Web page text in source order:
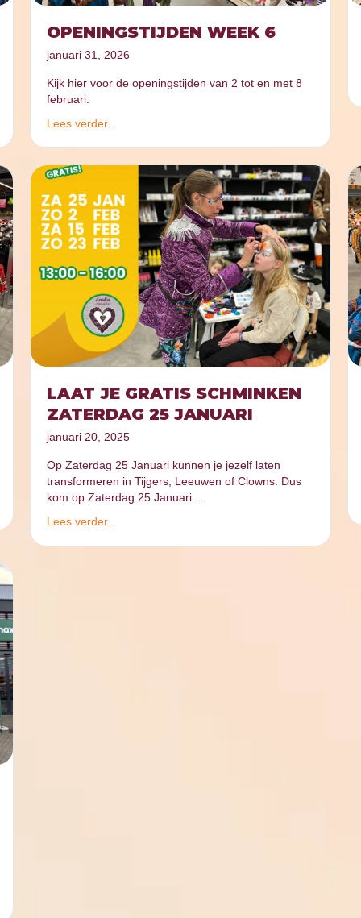
OPENINGSTIJDEN WEEK 6
januari 31, 2026
Kijk hier voor de openingstijden van 2 tot en met 8
februari.
Lees verder...
LAAT JE GRATIS SCHMINKEN
ZATERDAG 25 JANUARI
januari 20, 2025
Op Zaterdag 25 Januari kunnen je jezelf laten
transformeren in Tijgers, Leeuwen of Clowns. Dus
kom op Zaterdag 25 Januari…
Lees verder...